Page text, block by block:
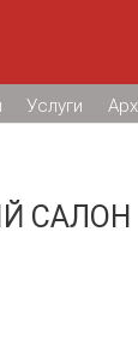
Услуги
САЛОН